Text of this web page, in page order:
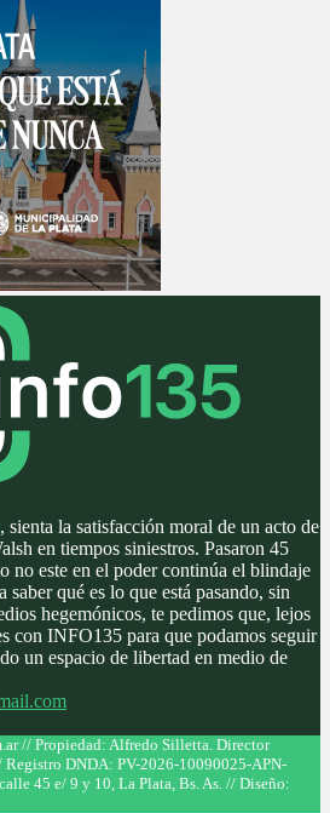
la satisfacción moral de un acto de
en tiempos siniestros. Pasaron 45
no este en el poder continúa el blindaje
saber qué es lo que está pasando, sin
hegemónicos, te pedimos que, lejos
con INFO135 para que podamos seguir
un espacio de libertad en medio de
// Propiedad: Alfredo Silletta. Director
DNDA: PV-2026-10090025-APN-
45 e/ 9 y 10, La Plata, Bs. As. // Diseño: